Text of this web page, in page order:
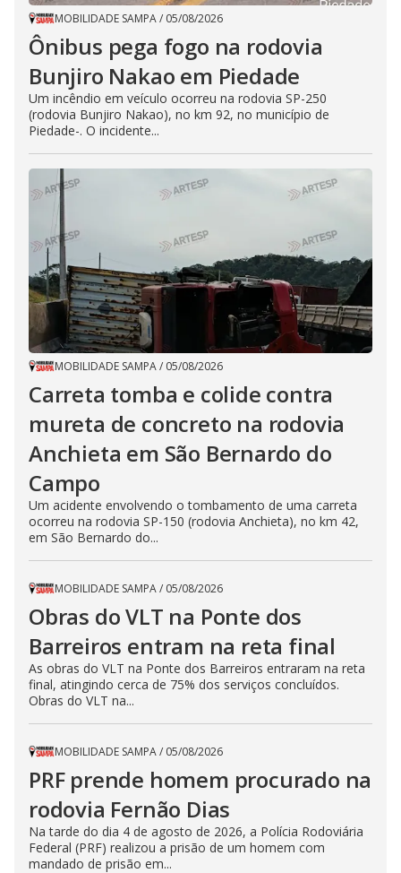
MOBILIDADE SAMPA/ 05/08/2026
Ônibus pega fogo na rodovia
Bunjiro Nakao em Piedade
Um incêndio em veículo ocorreu na rodovia SP-250
(rodovia Bunjiro Nakao), no km 92, no município de
Piedade-. O incidente...
MOBILIDADE SAMPA/ 05/08/2026
Carreta tomba e colide contra
mureta de concreto na rodovia
Anchieta em São Bernardo do
Campo
Um acidente envolvendo o tombamento de uma carreta
ocorreu na rodovia SP-150 (rodovia Anchieta), no km 42,
em São Bernardo do...
MOBILIDADE SAMPA/ 05/08/2026
Obras do VLT na Ponte dos
Barreiros entram na reta final
As obras do VLT na Ponte dos Barreiros entraram na reta
final, atingindo cerca de 75% dos serviços concluídos.
Obras do VLT na...
MOBILIDADE SAMPA/ 05/08/2026
PRF prende homem procurado na
rodovia Fernão Dias
Na tarde do dia 4 de agosto de 2026, a Polícia Rodoviária
Federal (PRF) realizou a prisão de um homem com
mandado de prisão em...